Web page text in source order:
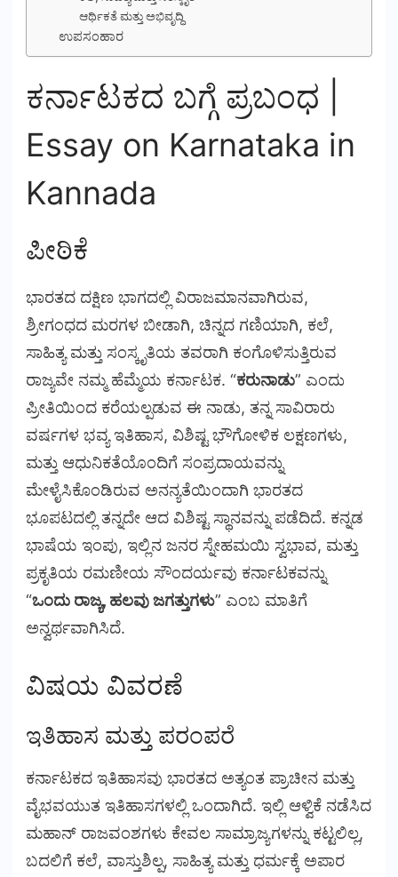
ಆರ್ಥಿಕತೆ ಮತ್ತು ಅಭಿವೃದ್ಧಿ
ಉಪಸಂಹಾರ
ಕರ್ನಾಟಕದ ಬಗ್ಗೆ ಪ್ರಬಂಧ |
Essay on Karnataka in
Kannada
ಪೀಠಿಕೆ
ಭಾರತದ ದಕ್ಷಿಣ ಭಾಗದಲ್ಲಿ ವಿರಾಜಮಾನವಾಗಿರುವ,
ಶ್ರೀಗಂಧದ ಮರಗಳ ಬೀಡಾಗಿ, ಚಿನ್ನದ ಗಣಿಯಾಗಿ, ಕಲೆ,
ಸಾಹಿತ್ಯ ಮತ್ತು ಸಂಸ್ಕೃತಿಯ ತವರಾಗಿ ಕಂಗೊಳಿಸುತ್ತಿರುವ
ರಾಜ್ಯವೇ ನಮ್ಮ ಹೆಮ್ಮೆಯ ಕರ್ನಾಟಕ. “ಕರುನಾಡು” ಎಂದು
ಪ್ರೀತಿಯಿಂದ ಕರೆಯಲ್ಪಡುವ ಈ ನಾಡು, ತನ್ನ ಸಾವಿರಾರು
ವರ್ಷಗಳ ಭವ್ಯ ಇತಿಹಾಸ, ವಿಶಿಷ್ಟ ಭೌಗೋಳಿಕ ಲಕ್ಷಣಗಳು,
ಮತ್ತು ಆಧುನಿಕತೆಯೊಂದಿಗೆ ಸಂಪ್ರದಾಯವನ್ನು
ಮೇಳೈಸಿಕೊಂಡಿರುವ ಅನನ್ಯತೆಯಿಂದಾಗಿ ಭಾರತದ
ಭೂಪಟದಲ್ಲಿ ತನ್ನದೇ ಆದ ವಿಶಿಷ್ಟ ಸ್ಥಾನವನ್ನು ಪಡೆದಿದೆ. ಕನ್ನಡ
ಭಾಷೆಯ ಇಂಪು, ಇಲ್ಲಿನ ಜನರ ಸ್ನೇಹಮಯಿ ಸ್ವಭಾವ, ಮತ್ತು
ಪ್ರಕೃತಿಯ ರಮಣೀಯ ಸೌಂದರ್ಯವು ಕರ್ನಾಟಕವನ್ನು
“ಒಂದು ರಾಜ್ಯ, ಹಲವು ಜಗತ್ತುಗಳು” ಎಂಬ ಮಾತಿಗೆ
ಅನ್ವರ್ಥವಾಗಿಸಿದೆ.
ವಿಷಯ ವಿವರಣೆ
ಇತಿಹಾಸ ಮತ್ತು ಪರಂಪರೆ
ಕರ್ನಾಟಕದ ಇತಿಹಾಸವು ಭಾರತದ ಅತ್ಯಂತ ಪ್ರಾಚೀನ ಮತ್ತು
ವೈಭವಯುತ ಇತಿಹಾಸಗಳಲ್ಲಿ ಒಂದಾಗಿದೆ. ಇಲ್ಲಿ ಆಳ್ವಿಕೆ ನಡೆಸಿದ
ಮಹಾನ್ ರಾಜವಂಶಗಳು ಕೇವಲ ಸಾಮ್ರಾಜ್ಯಗಳನ್ನು ಕಟ್ಟಲಿಲ್ಲ,
ಬದಲಿಗೆ ಕಲೆ, ವಾಸ್ತುಶಿಲ್ಪ, ಸಾಹಿತ್ಯ ಮತ್ತು ಧರ್ಮಕ್ಕೆ ಅಪಾರ